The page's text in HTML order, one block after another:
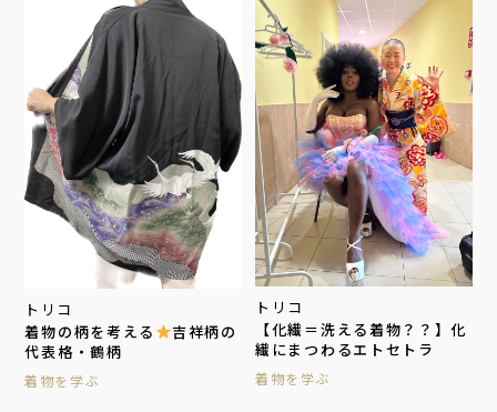
トリコ
着物の柄を考える
吉祥柄の
代表格・鶴柄
着物を学ぶ
トリコ
【化繊＝洗える着物？？】化
繊にまつわるエトセトラ
着物を学ぶ